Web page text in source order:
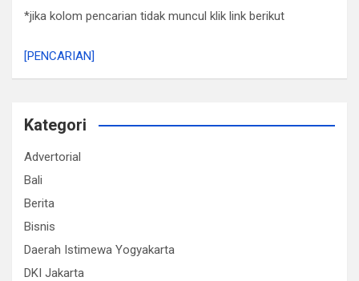
*jika kolom pencarian tidak muncul klik link berikut
[PENCARIAN]
Kategori
Advertorial
Bali
Berita
Bisnis
Daerah Istimewa Yogyakarta
DKI Jakarta